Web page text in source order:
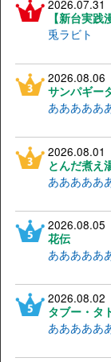
2026.07.31
【新台実
兎ラビト
2026.08.06
サンパギー
あああああ
2026.08.01
とんだ煮え
あああああ
2026.08.05
花伝
あああああ
2026.08.02
タブー・タ
あああああ